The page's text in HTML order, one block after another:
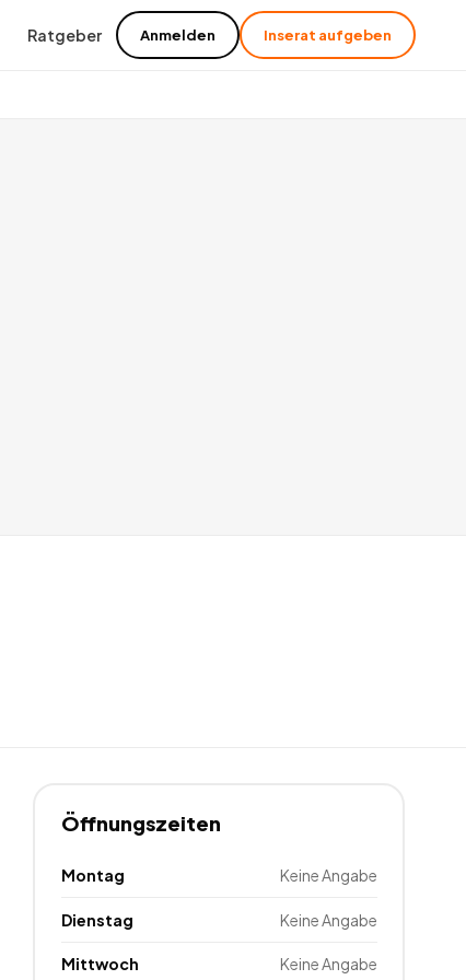
Ratgeber Anmelden Inserat aufgeben
Öffnungszeiten
Montag Keine Angabe
Dienstag Keine Angabe
Mittwoch Keine Angabe